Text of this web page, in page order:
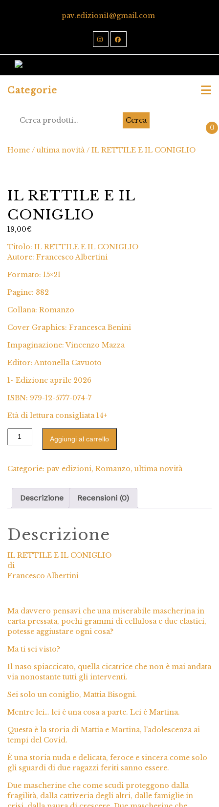
pav.edizioni1@gmail.com
Categorie
Cerca
0
Home / ultima novità/ IL RETTILE E IL CONIGLIO
IL RETTILE E IL
CONIGLIO
19,00€
Titolo: IL RETTILE E IL CONIGLIO
Autore: Francesco Albertini
Formato: 15×21
Pagine: 382
Collana: Romanzo
Cover Graphics: Francesca Benini
Impaginazione: Vincenzo Mazza
Editor: Antonella Cavuoto
1^ Edizione aprile 2026
ISBN: 979-12-5777-074-7
Età di lettura consigliata 14+
Aggiungi al carrello
Categorie: pav edizioni, Romanzo, ultima novità
Descrizione Recensioni (0)
Descrizione
IL RETTILE E IL CONIGLIO
di
Francesco Albertini
Ma davvero pensavi che una miserabile mascherina in
carta pressata, pochi grammi di cellulosa e due elastici,
potesse aggiustare ogni cosa?
Ma ti sei visto?
Il naso spiaccicato, quella cicatrice che non è mai andata
via nonostante tutti gli interventi.
Sei solo un coniglio, Mattia Bisogni.
Mentre lei… lei è una cosa a parte. Lei è Martina.
Questa è la storia di Mattia e Martina, l’adolescenza ai
tempi del Covid.
È una storia nuda e delicata, feroce e sincera come solo
gli sguardi di due ragazzi feriti sanno essere.
Due mascherine che come scudi proteggono dalla
fragilità, dalla cattiveria degli altri, dalle famiglie in